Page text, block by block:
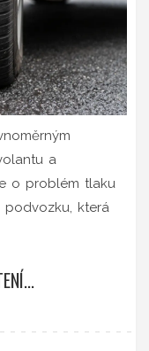
a
o problém tlaku
která